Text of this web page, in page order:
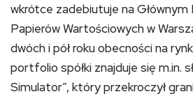
wkrótce zadebiutuje na Głównym
Papierów Wartościowych w
dwóch i pół roku obecności na
portfolio spółki znajduje się m.in.
Simulator”, który przekroczył